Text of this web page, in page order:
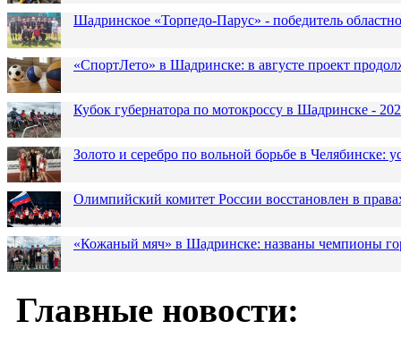
Шадринское «Торпедо-Парус» - победитель
«СпортЛето» в Шадринске: в августе проект
Кубок губернатора по мотокроссу в Шадринске -
Золото и серебро по вольной борьбе в Челябинске:
Олимпийский комитет России восстановлен в
«Кожаный мяч» в Шадринске: названы чемпионы
Главные новости: